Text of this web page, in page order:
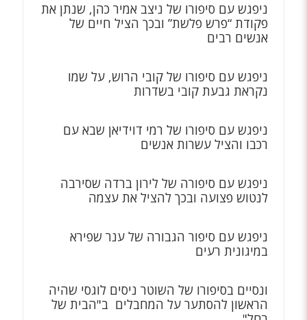
ניפגש עם סיפורו של ניצב אמיר כהן, שנתן את
פקודת “פרש פלשת” ובכך הציל חיים של
אנשים רבים
ניפגש עם סיפורו של קובי הרוש, על שמו
נקראת גבעת קובי בשדרות
ניפגש עם סיפורו של רמי דוידיאן שבא עם
רכבו והציל עשרות אנשים
ניפגש עם סיפורה של לירון ברדה שסירבה
לנטוש פצועה ובכך להציל את עצמה
ניפגש עם סיפור הגבורה של ענר שפירא
במיגונית רעים
ונסיים בסיפורו של השוטר ניסים לוגסי שהיה
הראשון להסתער על המחבלים ב"הבית של